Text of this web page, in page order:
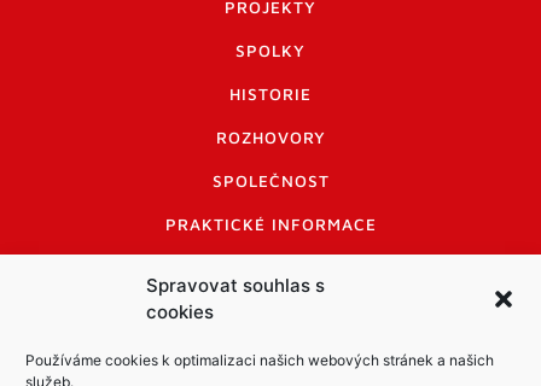
Spravovat souhlas s
cookies
Používáme cookies k optimalizaci našich webových stránek a našich
služeb.
PROJEKTY
SPOLKY
HISTORIE
ROZHOVORY
SPOLEČNOST
PRAKTICKÉ INFORMACE
INFORMACE A KODEX DISKUTUJÍCÍCH
LOGO A LOGO MANUÁL